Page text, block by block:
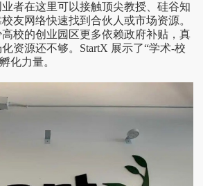
者在这里可以接触顶尖教授、硅谷知
友网络快速找到合伙人或市场资源。
校的创业园区更多依赖政府补贴，真
资源还不够。StartX 展示了“学术-校
化力量。